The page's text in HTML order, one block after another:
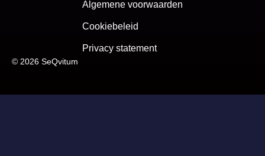
© 2026 SeQvitum
Algemene voorwaarden
Cookiebeleid
Privacy statement